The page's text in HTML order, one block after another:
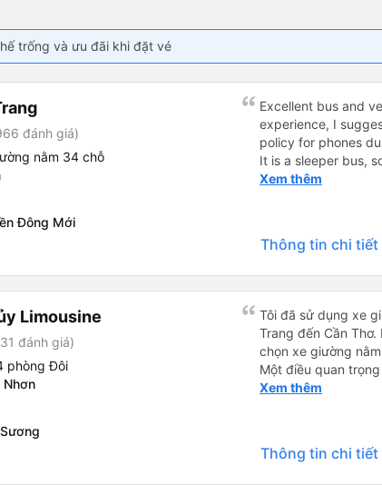
trống và ưu đãi khi đặt vé
đánh giá)
nằm 34 chỗ
Đông Mới
Excellent bus and
experience, I
policy for phones
It is a sleeper bus,
Wi-Fi password
hơn, tôi góp ý nhà
lặng (tắt âm thanh
Tôi vẫn sẽ tiếp tục
Xem thêm
Thông tin chi tiết
Limousine
đánh giá)
phòng Đôi
Nhơn
Tôi đã sử dụng xe
Trang đến Cần
chọn xe giường
Một điều quan
xe, điều này có thể
chuyến đi vẫn khá
(hôm qua) rất tốt.
nhưng công ty đã
Xem thêm
Thông tin chi tiết